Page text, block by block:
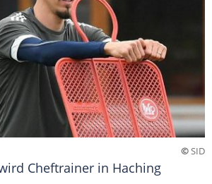
©SID
Cheftrainer in Haching